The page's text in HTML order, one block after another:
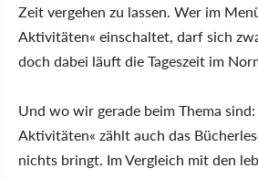
Zeit vergehen zu lassen. Wer im
Aktivitäten« einschaltet, darf sich
doch dabei läuft die Tageszeit im
Und wo wir gerade beim Thema
Aktivitäten« zählt auch das
nichts bringt. Im Vergleich mit den